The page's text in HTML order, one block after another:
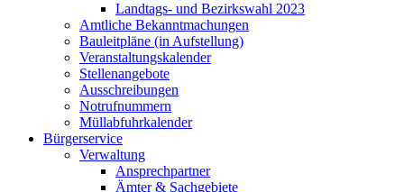
Landtags- und Bezirkswahl 2023
Amtliche Bekanntmachungen
Bauleitpläne (in Aufstellung)
Veranstaltungskalender
Stellenangebote
Ausschreibungen
Notrufnummern
Müllabfuhrkalender
Bürgerservice
Verwaltung
Ansprechpartner
Ämter & Sachgebiete